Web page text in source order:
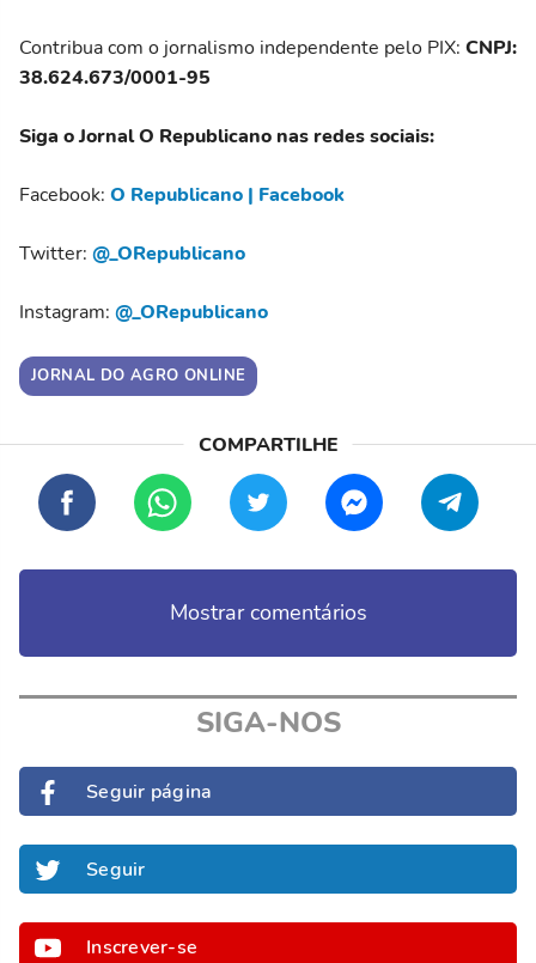
Contribua com o jornalismo independente pelo PIX: CNPJ:
38.624.673/0001-95
Siga o Jornal O Republicano nas redes sociais:
Facebook: O Republicano | Facebook
Twitter: @_ORepublicano
Instagram: @_ORepublicano
JORNAL DO AGRO ONLINE
Mostrar comentários
SIGA-NOS
Seguir página
Seguir
Inscrever-se